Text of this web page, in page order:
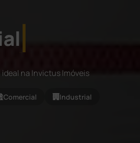
na Invictus Imóveis
Comercial Industrial